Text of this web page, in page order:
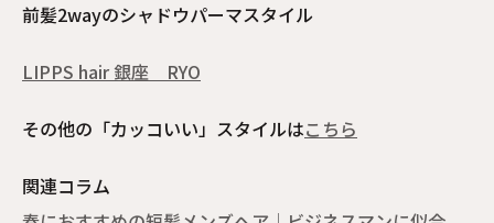
前髪2wayのシャドウパーマスタイル
LIPPS hair 銀座　RYO
その他の「カッコいい」スタイルはこちら
関連コラム